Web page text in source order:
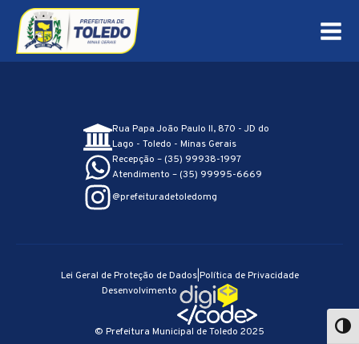
Rua Papa João Paulo II, 870 - JD do
Lago - Toledo - Minas Gerais
Recepção – (35) 99938-1997
Atendimento – (35) 99995-6669
@prefeituradetoledomg
© Prefeitura Municipal de Toledo 2025
Lei Geral de Proteção de Dados|Política de Privacidade
Desenvolvimento